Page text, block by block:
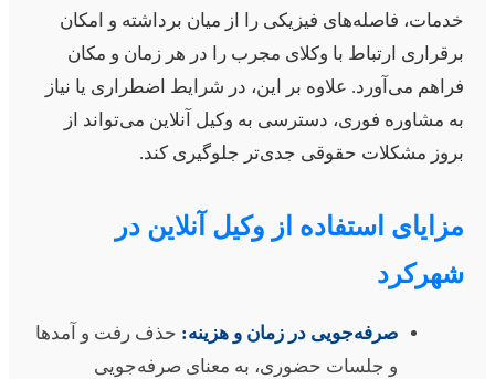
فاصله‌های فیزیکی را از میان برداشته و امکان
ارتباط با وکلای مجرب را در هر زمان و مکان
می‌آورد. علاوه بر این، در شرایط اضطراری یا نیاز
مشاوره فوری، دسترسی به وکیل آنلاین می‌تواند از
مشکلات حقوقی جدی‌تر جلوگیری کند.
استفاده از وکیل آنلاین در
صرفه‌جویی در زمان و هزینه:حذف رفت و آمدها
و جلسات حضوری، به معنای صرفه‌جویی